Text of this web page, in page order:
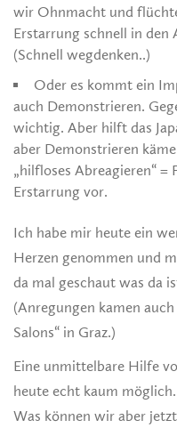
wir Ohnmacht und
Erstarrung schnell in den
(Schnell wegdenken..)
Oder es kommt ein
auch Demonstrieren.
wichtig. Aber hilft das
aber Demonstrieren
„hilfloses Abreagieren“
Erstarrung vor.
Ich habe mir heute ein
Herzen genommen und
da mal geschaut was da
(Anregungen kamen
Salons“ in Graz.)
Eine unmittelbare Hilfe
heute echt kaum möglich.
Was können wir aber